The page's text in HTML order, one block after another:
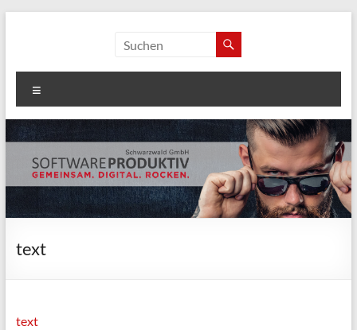
softwareproduktiv
Schwarzwald GmbH
text
text